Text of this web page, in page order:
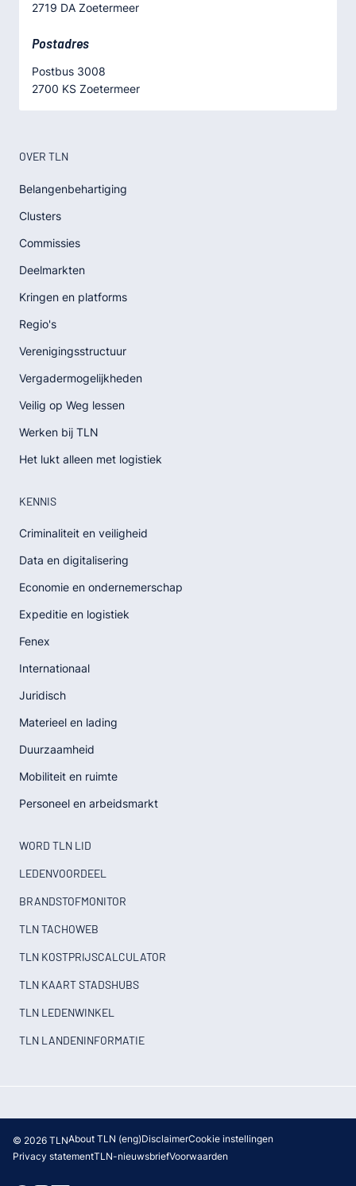
2719 DA Zoetermeer
Postadres
Postbus 3008
2700 KS Zoetermeer
OVER TLN
Belangenbehartiging
Clusters
Commissies
Deelmarkten
Kringen en platforms
Regio's
Verenigingsstructuur
Vergadermogelijkheden
Veilig op Weg lessen
Werken bij TLN
Het lukt alleen met logistiek
KENNIS
Criminaliteit en veiligheid
Data en digitalisering
Economie en ondernemerschap
Expeditie en logistiek
Fenex
Internationaal
Juridisch
Materieel en lading
Duurzaamheid
Mobiliteit en ruimte
Personeel en arbeidsmarkt
WORD TLN LID
LEDENVOORDEEL
BRANDSTOFMONITOR
TLN TACHOWEB
TLN KOSTPRIJSCALCULATOR
TLN KAART STADSHUBS
TLN LEDENWINKEL
TLN LANDENINFORMATIE
© 2026 TLNAbout TLN (eng)DisclaimerCookie instellingen
Privacy statementTLN-nieuwsbriefVoorwaarden